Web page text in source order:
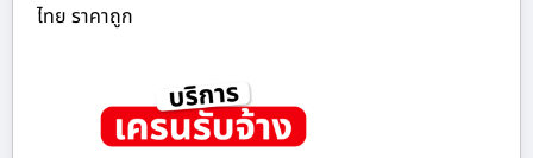
ไทย ราคาถูก